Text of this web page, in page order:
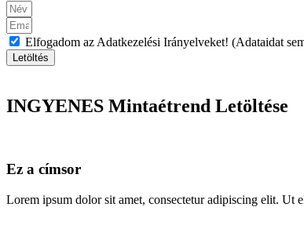
Elfogadom az Adatkezelési Irányelveket! (Adataidat
Letöltés
INGYENES Mintaétrend Letöltése
Ez a címsor
Lorem ipsum dolor sit amet, consectetur adipiscing elit. Ut